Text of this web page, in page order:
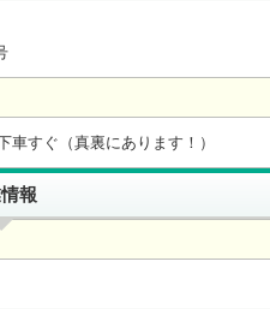
すぐ（真裏にあります！）
報